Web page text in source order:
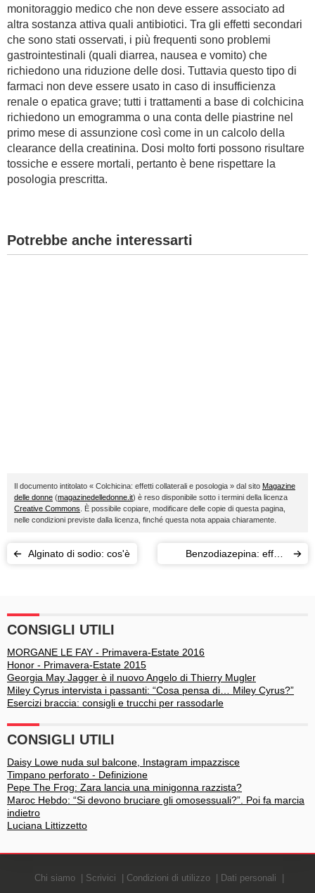
monitoraggio medico che non deve essere associato ad
altra sostanza attiva quali antibiotici. Tra gli effetti secondari
che sono stati osservati, i più frequenti sono problemi
gastrointestinali (quali diarrea, nausea e vomito) che
richiedono una riduzione delle dosi. Tuttavia questo tipo di
farmaci non deve essere usato in caso di insufficienza
renale o epatica grave; tutti i trattamenti a base di colchicina
richiedono un emogramma o una conta delle piastrine nel
primo mese di assunzione così come in un calcolo della
clearance della creatinina. Dosi molto forti possono risultare
tossiche e essere mortali, pertanto è bene rispettare la
posologia prescritta.
Potrebbe anche interessarti
Il documento intitolato « Colchicina: effetti collaterali e posologia » dal sito Magazine
delle donne (magazinedelledonne.it) è reso disponibile sotto i termini della licenza
Creative Commons . È possibile copiare, modificare delle copie di questa pagina,
nelle condizioni previste dalla licenza, finché questa nota appaia chiaramente.
Alginato di sodio: cos'è
Benzodiazepina: effetti
CONSIGLI UTILI
MORGANE LE FAY - Primavera-Estate 2016
Honor - Primavera-Estate 2015
Georgia May Jagger è il nuovo Angelo di Thierry Mugler
Miley Cyrus intervista i passanti: “Cosa pensa di… Miley Cyrus?”
Esercizi braccia: consigli e trucchi per rassodarle
CONSIGLI UTILI
Daisy Lowe nuda sul balcone, Instagram impazzisce
Timpano perforato - Definizione
Pepe The Frog: Zara lancia una minigonna razzista?
Maroc Hebdo: “Si devono bruciare gli omosessuali?”. Poi fa marcia
indietro
Luciana Littizzetto
Chi siamo Scrivici Condizioni di utilizzo
Dati personali